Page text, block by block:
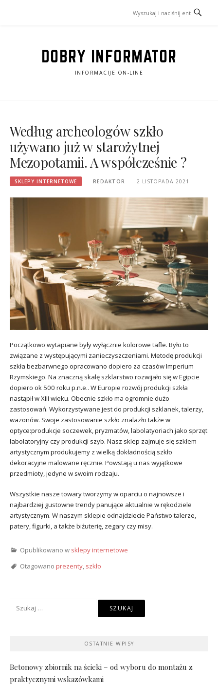
DOBRY INFORMATOR
INFORMACIJE ON-LINE
Według archeologów szkło
używano już w starożytnej
Mezopotamii. A współcześnie ?
SKLEPY INTERNETOWE REDAKTOR 2 LISTOPADA 2021
Początkowo wytapiane były wyłącznie kolorowe tafle. Było to
związane z występującymi zanieczyszczeniami. Metodę produkcji
szkła bezbarwnego opracowano dopiero za czasów Imperium
Rzymskiego. Na znaczną skalę szklarstwo rozwijało się w Egipcie
dopiero ok 500 roku p.n.e.. W Europie rozwój produkcji szkła
nastąpił w XIII wieku. Obecnie szkło ma ogromnie dużo
zastosowań. Wykorzystywane jest do produkcji szklanek, talerzy,
wazonów. Swoje zastosowanie szkło znalazło także w
optyce:produkcje soczewek, pryzmatów, labolatyoriach jako sprzęt
labolatoryjny czy produkcji szyb. Nasz sklep zajmuje się szkłem
artystycznym produkujemy z wielką dokładnością szkło
dekoracyjne malowane ręcznie. Powstają u nas wyjątkowe
przedmioty, jedyne w swoim rodzaju.
Wszystkie nasze towary tworzymy w oparciu o najnowsze i
najbardziej gustowne trendy panujące aktualnie w rękodziele
artystycznym. W naszym sklepie odnajdziecie Państwo talerze,
patery, figurki, a także biżuterię, zegary czy misy.
Opublikowano w sklepy internetowe
Otagowano prezenty, szkło
Szukaj:
OSTATNIE WPISY
Betonowy zbiornik na ścieki – od wyboru do montażu z
praktycznymi wskazówkami